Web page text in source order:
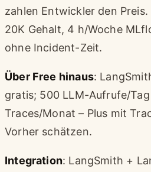
zahlen Entwickler den Preis.
20K Gehalt, 4 h/Woche
ohne Incident-Zeit.
Über Free hinaus:
gratis; 500 LLM-Aufrufe/
Traces/Monat – Plus mit
Vorher schätzen.
Integration: LangSmith +